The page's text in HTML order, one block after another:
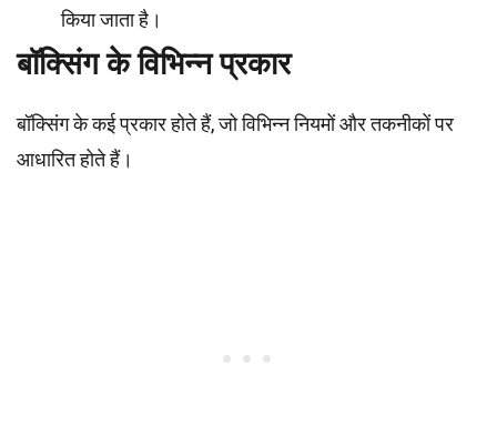
किया जाता है।
बॉक्सिंग के विभिन्न प्रकार
बॉक्सिंग के कई प्रकार होते हैं, जो विभिन्न नियमों और तकनीकों पर
आधारित होते हैं।